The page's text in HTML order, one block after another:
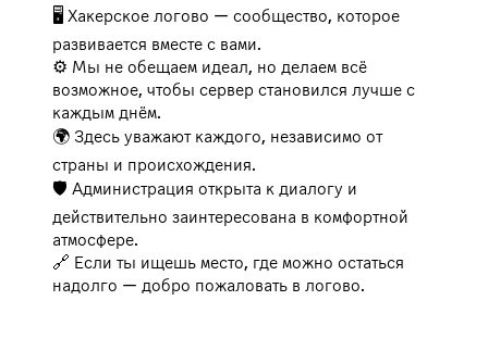
🖥️ Хакерское логово — сообщество, которое
развивается вместе с вами.
⚙️ Мы не обещаем идеал, но делаем всё
возможное, чтобы сервер становился лучше с
каждым днём.
🌍 Здесь уважают каждого, независимо от
страны и происхождения.
🛡️ Администрация открыта к диалогу и
действительно заинтересована в комфортной
атмосфере.
🔗 Если ты ищешь место, где можно остаться
надолго — добро пожаловать в логово.